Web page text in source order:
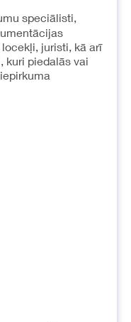
speciālisti,
juristi, kā arī
kuri piedalās vai